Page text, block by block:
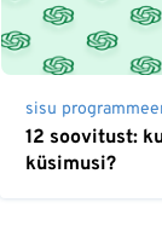
sisu
12 soovitust:
küsimusi?